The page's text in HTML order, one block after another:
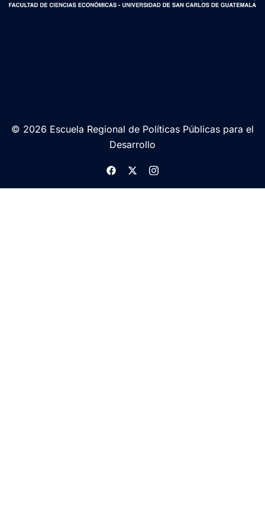
© 2026 Escuela Regional de Políticas Públicas para el
Desarrollo
https://www.facebook.com/
https://twitter.com/ERPPD
https://